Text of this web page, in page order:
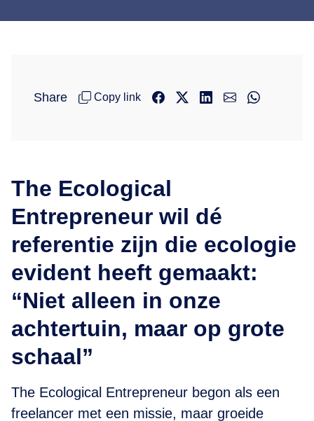
Share Copy link
The Ecological
Entrepreneur wil dé
referentie zijn die ecologie
evident heeft gemaakt:
“Niet alleen in onze
achtertuin, maar op grote
schaal”
The Ecological Entrepreneur begon als een
freelancer met een missie, maar groeide